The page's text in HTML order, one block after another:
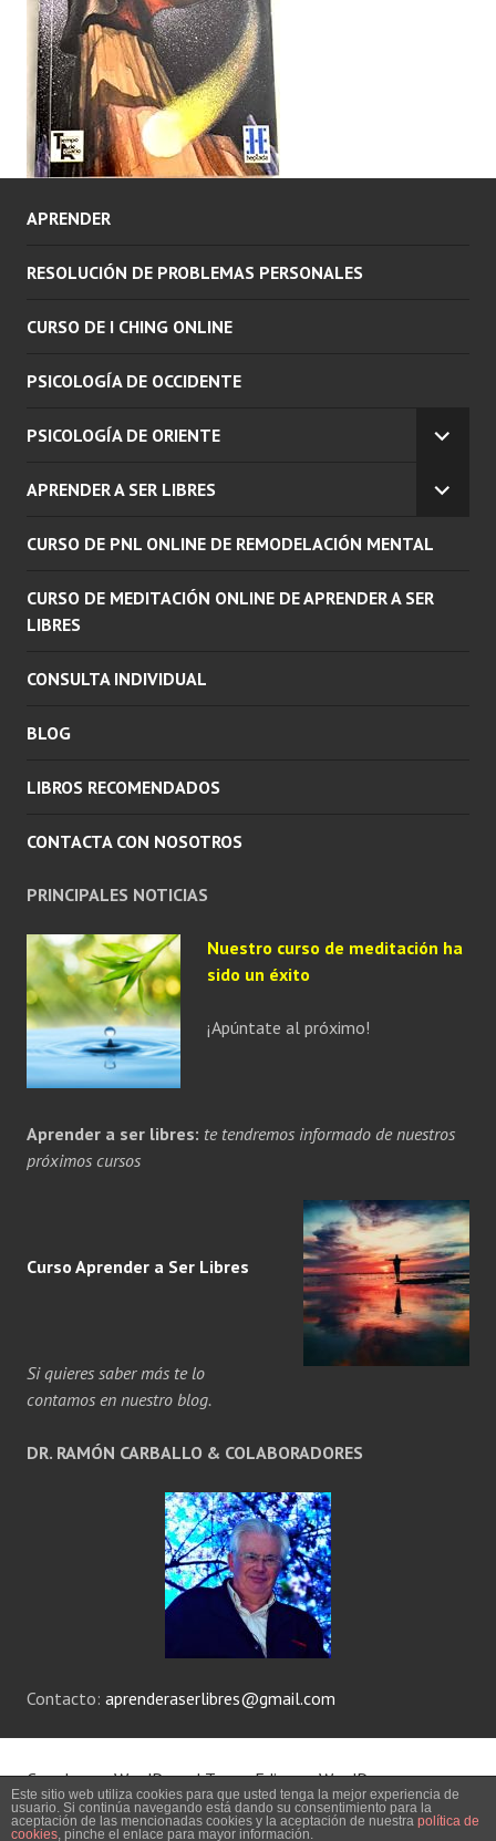
APRENDER
RESOLUCIÓN DE PROBLEMAS PERSONALES
CURSO DE I CHING ONLINE
PSICOLOGÍA DE OCCIDENTE
PSICOLOGÍA DE ORIENTE
MENÚ
APRENDER A SER LIBRES
CURSO DE PNL ONLINE DE REMODELACIÓN MENTAL
CURSO DE MEDITACIÓN ONLINE DE APRENDER A SER
LIBRES
CONSULTA INDIVIDUAL
BLOG
LIBROS RECOMENDADOS
CONTACTA CON NOSOTROS
PRINCIPALES NOTICIAS
Nuestro curso de meditación ha
sido un éxito
¡Apúntate al próximo!
Aprender a ser libres: te tendremos informado de nuestros
próximos cursos
Curso Aprender a Ser Libres
Si quieres saber más te lo
contamos en nuestro blog.
DR. RAMÓN CARBALLO & COLABORADORES
Contacto: aprenderaserlibres@gmail.com
Creado con WordPress |Tema: Edin porWordPress.com.
AVISO LEGAL
Este sitio web utiliza cookies para que usted tenga la mejor experiencia de
usuario. Si continúa navegando está dando su consentimiento para la
aceptación de las mencionadas cookies y la aceptación de nuestra política de
cookies, pinche el enlace para mayor información.